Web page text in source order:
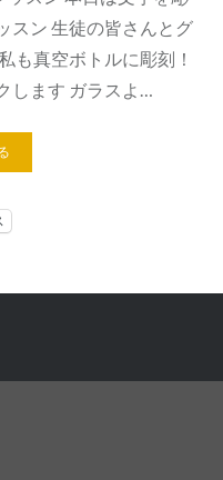
スン 生徒の皆さんとグ
も真空ボトルに彫刻！
します ガラスよ…